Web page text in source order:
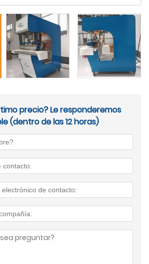
precio? Le responderemos
(dentro de las 12 horas)